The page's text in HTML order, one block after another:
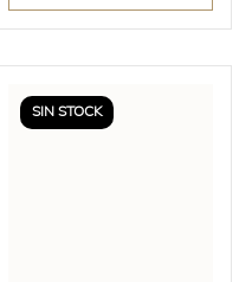
SIN STOCK